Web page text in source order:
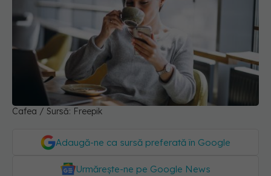
Cafea / Sursă: Freepik
Adaugă-ne ca sursă preferată în Google
Urmărește-ne pe Google News